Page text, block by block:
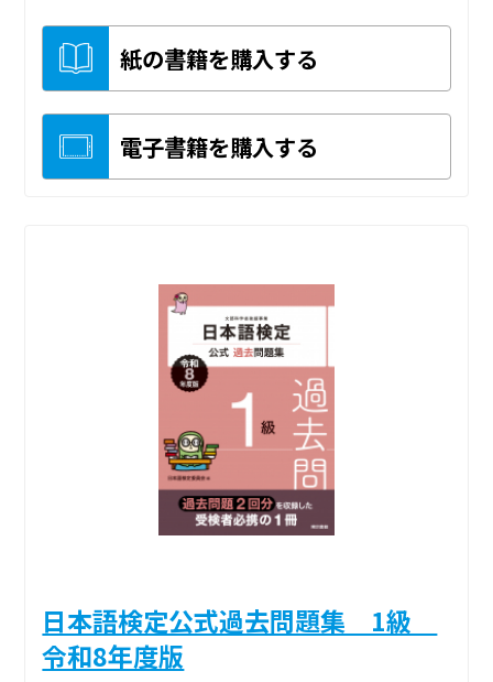
紙の書籍を購入する
電子書籍を購入する
日本語検定公式過去問題集 1級
令和8年度版